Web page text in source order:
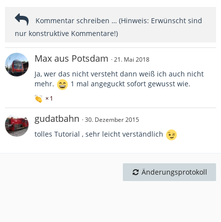
Max aus Potsdam 21. Mai 2018
Ja, wer das nicht versteht dann weiß ich auch nicht
mehr.
1 mal angeguckt sofort gewusst wie.
1
gudatbahn 30. Dezember 2015
tolles Tutorial , sehr leicht verständlich
Änderungsprotokoll